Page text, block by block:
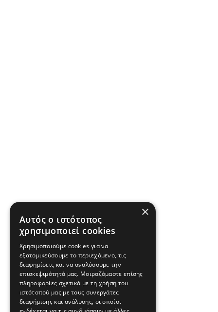
×
Αυτός ο ιστότοπος
χρησιμοποιεί cookies
Χρησιμοποιούμε cookies για να
εξατομικεύσουμε το περιεχόμενο, τις
διαφημίσεις και να αναλύσουμε την
επισκεψιμότητά μας. Μοιραζόμαστε επίσης
πληροφορίες σχετικά με τη χρήση του
ιστότοπού μας με τους συνεργάτες
διαφήμισης και ανάλυσης, οι οποίοι